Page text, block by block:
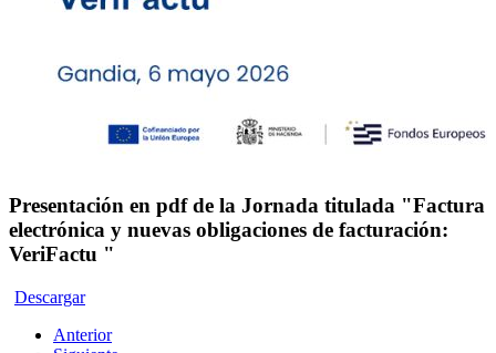
Presentación en pdf de la Jornada titulada "Factura
electrónica y nuevas obligaciones de facturación:
VeriFactu "
Descargar
Anterior